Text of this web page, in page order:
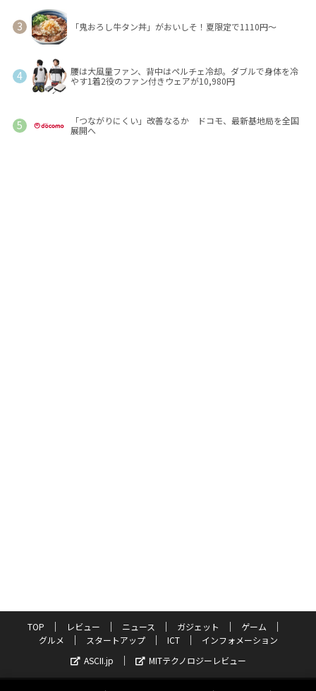
「鬼おろし牛タン丼」がおいしそ！夏限定で1110円～
腰は大風量ファン、背中はペルチェ冷却。ダブルで身体を冷
やす1着2役のファン付きウェアが10,980円
「つながりにくい」改善なるか ドコモ、最新基地局を全国
展開へ
TOP レビュー ニュース ガジェット
ゲーム
グルメ
スタートアップ ICT
インフォメーション
ASCII.jp
MITテクノロジーレビュー